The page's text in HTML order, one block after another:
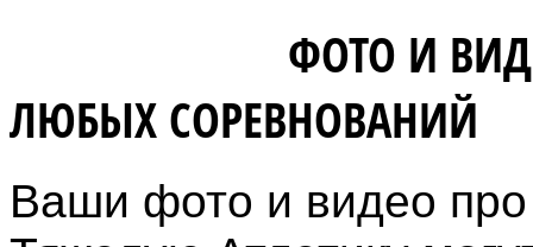
ФОТО И
ЛЮБЫХ СОРЕВНОВАНИЙ
Ваши фото и видео про